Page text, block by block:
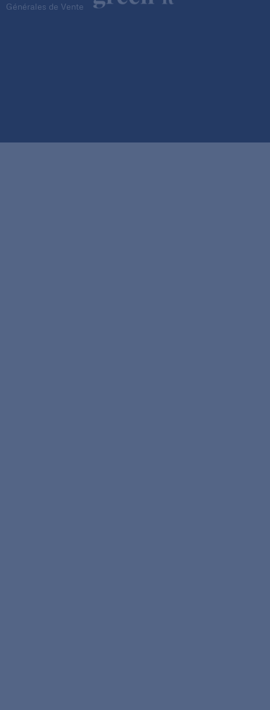
Générales de Vente